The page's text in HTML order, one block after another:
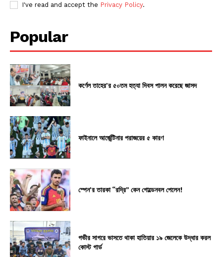
I've read and accept the Privacy Policy.
Popular
কর্ণেল তাহের’র ৫০তম হত্যা দিবস পালন করেছে জাসদ
ফাইনালে আর্জেন্টিনার পরাজয়ের ৫ কারণ
স্পেন’র তারকা “রদ্রি” কেন গোল্ডেনবল পেলেন!
গভীর সাগরে ভাসতে থাকা হাতিয়ার ১৯ জেলেকে উদ্ধার করল
কোস্ট গার্ড